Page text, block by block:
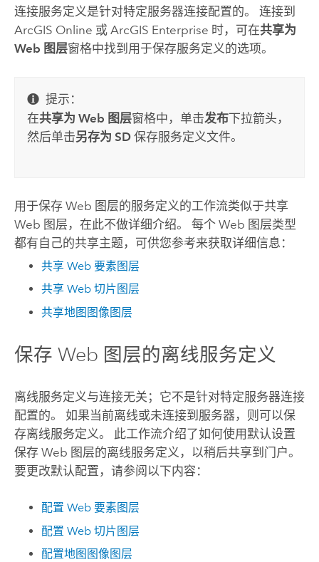
连接服务定义是针对特定服务器连接配置的。 连接到
ArcGIS Online 或 ArcGIS Enterprise 时，可在共享为
Web 图层窗格中找到用于保存服务定义的选项。
提示：
在共享为 Web 图层窗格中，单击发布下拉箭头，
然后单击另存为 SD 保存服务定义文件。
用于保存 Web 图层的服务定义的工作流类似于共享
Web 图层，在此不做详细介绍。 每个 Web 图层类型
都有自己的共享主题，可供您参考来获取详细信息：
共享 Web 要素图层
共享 Web 切片图层
共享地图图像图层
保存 Web 图层的离线服务定义
离线服务定义与连接无关；它不是针对特定服务器连接
配置的。 如果当前离线或未连接到服务器，则可以保
存离线服务定义。 此工作流介绍了如何使用默认设置
保存 Web 图层的离线服务定义，以稍后共享到门户。
要更改默认配置，请参阅以下内容：
配置 Web 要素图层
配置 Web 切片图层
配置地图图像图层